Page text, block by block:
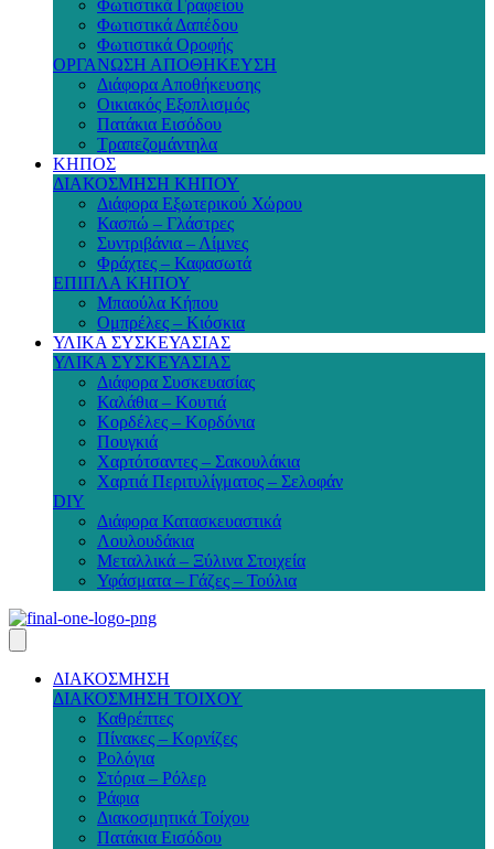
Φωτιστικά Γραφείου
Φωτιστικά Δαπέδου
Φωτιστικά Οροφής
ΟΡΓΑΝΩΣΗ ΑΠΟΘΗΚΕΥΣΗ
Διάφορα Αποθήκευσης
Οικιακός Εξοπλισμός
Πατάκια Εισόδου
Τραπεζομάντηλα
ΚΗΠΟΣ
ΔΙΑΚΟΣΜΗΣΗ ΚΗΠΟΥ
Διάφορα Εξωτερικού Χώρου
Κασπώ – Γλάστρες
Συντριβάνια – Λίμνες
Φράχτες – Καφασωτά
ΕΠΙΠΛΑ ΚΗΠΟΥ
Μπαούλα Κήπου
Ομπρέλες – Κιόσκια
ΥΛΙΚΑ ΣΥΣΚΕΥΑΣΙΑΣ
ΥΛΙΚΑ ΣΥΣΚΕΥΑΣΙΑΣ
Διάφορα Συσκευασίας
Καλάθια – Κουτιά
Κορδέλες – Κορδόνια
Πουγκιά
Χαρτότσαντες – Σακουλάκια
Χαρτιά Περιτυλίγματος – Σελοφάν
DIY
Διάφορα Κατασκευαστικά
Λουλουδάκια
Μεταλλικά – Ξύλινα Στοιχεία
Υφάσματα – Γάζες – Τούλια
ΔΙΑΚΟΣΜΗΣΗ
ΔΙΑΚΟΣΜΗΣΗ ΤΟΙΧΟΥ
Καθρέπτες
Πίνακες – Κορνίζες
Ρολόγια
Στόρια – Ρόλερ
Ράφια
Διακοσμητικά Τοίχου
Πατάκια Εισόδου